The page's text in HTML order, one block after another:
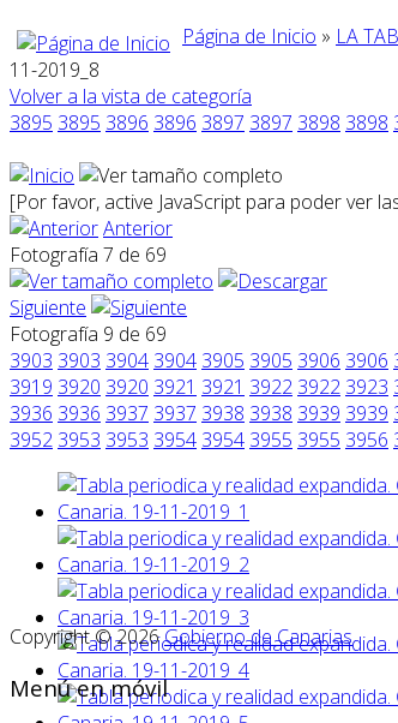
Página de Inicio » LA
11-2019_8
Volver a la vista de categoría
3895 3895 3896 3896 3897 3897 3898 3898
[Por favor, active JavaScript para poder ver
Anterior
Fotografía 7 de 69
Siguiente
Fotografía 9 de 69
3903 3903 3904 3904 3905 3905 3906 3906
3919 3920 3920 3921 3921 3922 3922 3923
3936 3936 3937 3937 3938 3938 3939 3939
3952 3953 3953 3954 3954 3955 3955 3956
Copyright © 2026Gobierno de Canarias
Menú en móvil